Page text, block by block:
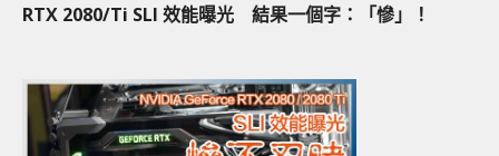
RTX 2080/Ti SLI 效能曝光 結果一個字：「慘」！